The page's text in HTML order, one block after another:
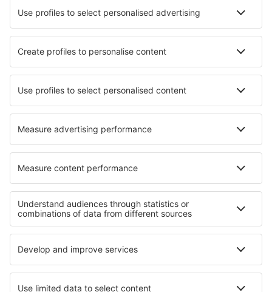
Hotely v Trashigang
Hotely in Lausanne Hotely in Saulx-les-Chartreux
Hotely in Turriff Hotely in Poggio Berni
Hotely in Stretham Hotely in Leikanger Hotely in Fiss
Hotely in Saint-Sever
Nejlepší hotely - regiony
Hotely na Grand Bahama Hotely na Bermudách
Hotely v Valmeinier Hotely in Pongolapoort Nature Reserve
Hotely v Župa Mureș